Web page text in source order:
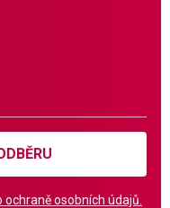
ochraně osobních údajů.